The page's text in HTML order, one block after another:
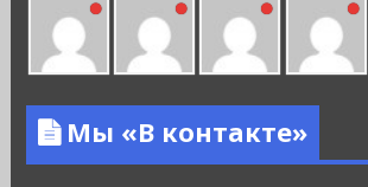
Мы «В контакте»